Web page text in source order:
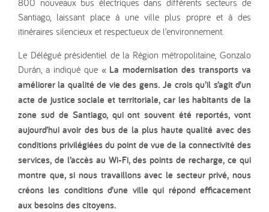
Santiago, laissant place à une ville plus propre et à des
itinéraires silencieux et respectueux de l’environnement.
Le Délégué présidentiel de la Région métropolitaine, Gonzalo
Durán, a indiqué que « La modernisation des transports va
améliorer la qualité de vie des gens. Je crois qu’il s’agit d’un
acte de justice sociale et territoriale, car les habitants de la
zone sud de Santiago, qui ont souvent été reportés, vont
aujourd’hui avoir des bus de la plus haute qualité avec des
conditions privilégiées du point de vue de la connectivité des
services, de l’accès au Wi-Fi, des points de recharge, ce qui
montre que, si nous travaillons avec le secteur privé, nous
créons les conditions d’une ville qui répond efficacement
aux besoins des citoyens.